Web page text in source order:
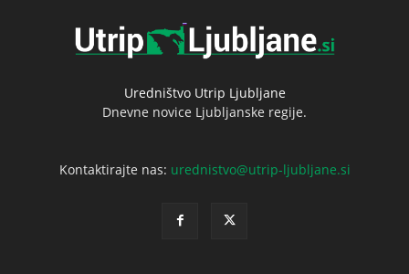
Uredništvo Utrip Ljubljane
Dnevne novice Ljubljanske regije.
Kontaktirajte nas: urednistvo@utrip-ljubljane.si